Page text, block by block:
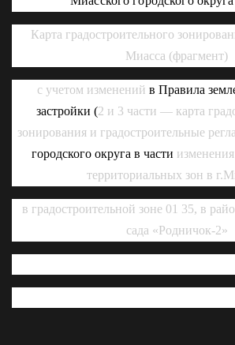
Карта градостроительного
Миасса (фрагмент)
с учетом изменений вПравила
застройки (2 и 3 части — карта
зонирования и градостроительные
городского округа в части
территориальных зон в
в градостроительной зоне 01 35, в
сада «Родничок-2»